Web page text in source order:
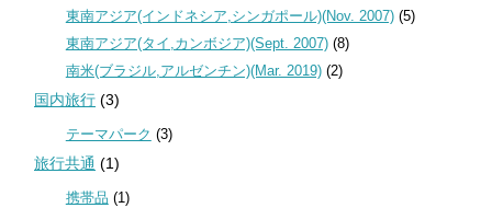
東南アジア(インドネシア,シンガポール)(Nov. 2007)(5)
東南アジア(タイ,カンボジア)(Sept. 2007)(8)
南米(ブラジル,アルゼンチン)(Mar. 2019)(2)
国内旅行 (3)
テーマパーク (3)
旅行共通 (1)
携帯品 (1)